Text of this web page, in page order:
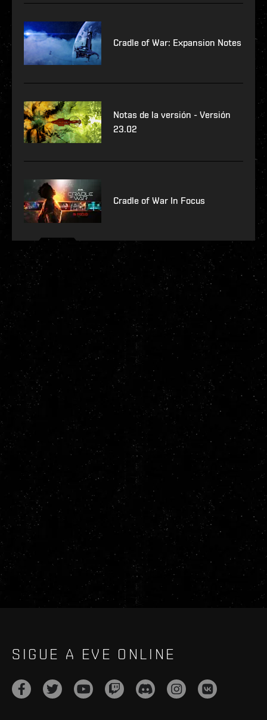
Cradle of War: Expansion Notes
Notas de la versión - Versión
23.02
Cradle of War In Focus
SIGUE A EVE ONLINE